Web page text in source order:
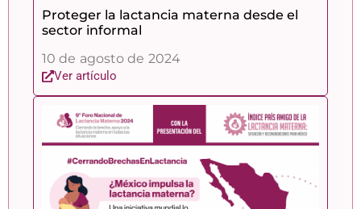
Proteger la lactancia materna desde el
sector informal
10 de agosto de 2024
Ver artículo